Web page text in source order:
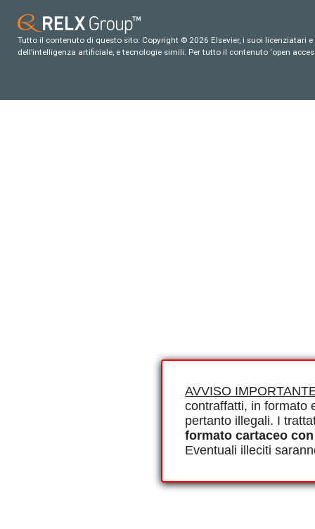
AVVISO
contraffatti, in formato
pertanto illegali. I
formato cartaceo
Eventuali illeciti
Tutto il contenuto di questo sito: Copyright © 2026 Elsevier, i suoi
dell’intelligenza artificiale, e tecnologie simili. Per tutto il contenuto ‘open